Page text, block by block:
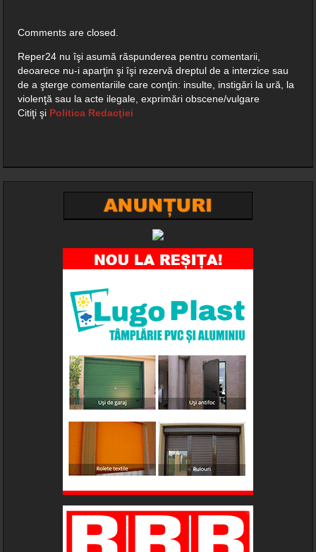
Comments are closed.
Reper24 nu îşi asumă răspunderea pentru comentarii,
deoarece nu-i aparţin şi îşi rezervă dreptul de a interzice sau
de a şterge comentariile care conţin: insulte, instigări la ură, la
violenţă sau la acte ilegale, exprimări obscene/vulgare
Citiţi şi Politica Redacţiei